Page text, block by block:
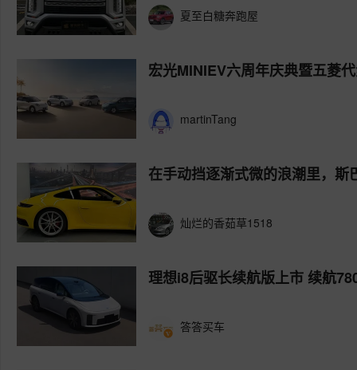
夏至白糖奔跑屋
宏光MINIEV六周年庆典暨五菱
martinTang
在手动挡逐渐式微的浪潮里，
灿烂的香茹草1518
理想i8后驱长续航版上市 续航
答答买车